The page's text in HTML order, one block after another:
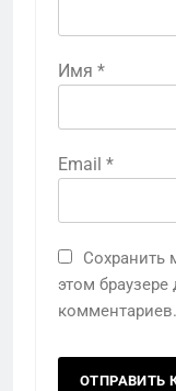
Имя *
Email *
Сохранить
этом
комментариев.